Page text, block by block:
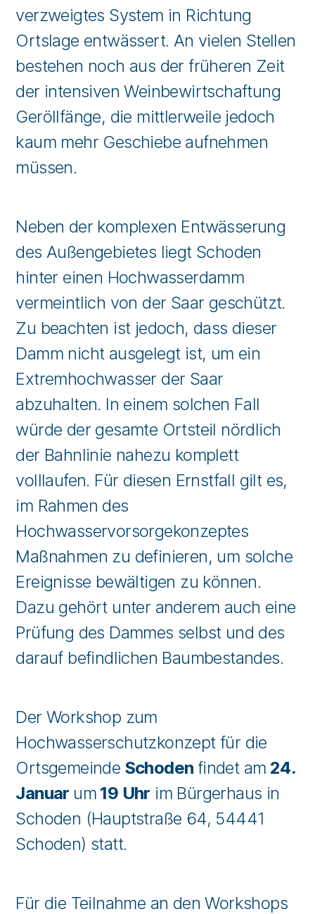
verzweigtes System in Richtung
Ortslage entwässert. An vielen Stellen
bestehen noch aus der früheren Zeit
der intensiven Weinbewirtschaftung
Geröllfänge, die mittlerweile jedoch
kaum mehr Geschiebe aufnehmen
müssen.
Neben der komplexen Entwässerung
des Außengebietes liegt Schoden
hinter einen Hochwasserdamm
vermeintlich von der Saar geschützt.
Zu beachten ist jedoch, dass dieser
Damm nicht ausgelegt ist, um ein
Extremhochwasser der Saar
abzuhalten. In einem solchen Fall
würde der gesamte Ortsteil nördlich
der Bahnlinie nahezu komplett
volllaufen. Für diesen Ernstfall gilt es,
im Rahmen des
Hochwasservorsorgekonzeptes
Maßnahmen zu definieren, um solche
Ereignisse bewältigen zu können.
Dazu gehört unter anderem auch eine
Prüfung des Dammes selbst und des
darauf befindlichen Baumbestandes.
Der Workshop zum
Hochwasserschutzkonzept für die
Ortsgemeinde Schoden findet am 24.
Januar um 19 Uhr im Bürgerhaus in
Schoden (Hauptstraße 64, 54441
Schoden) statt.
Für die Teilnahme an den Workshops